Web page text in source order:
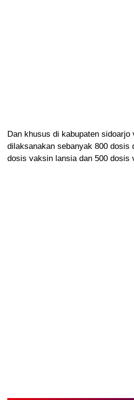
Dan khusus di kabupaten sidoarjo
dilaksanakan sebanyak 800 dosis
dosis vaksin lansia dan 500 dosis